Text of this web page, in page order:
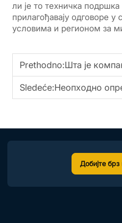
ли је то техничка
прилагођавају одговоре у
условима и регионом за
Prethodno:Шта је компактен
Sledeće:Неопходно опрема за
Добијте брз